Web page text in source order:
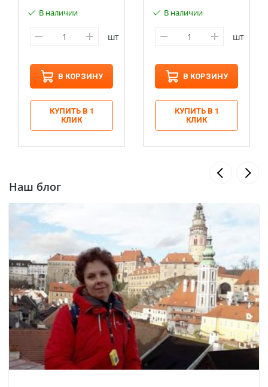
В наличии
шт
В КОРЗИНУ
КУПИТЬ В 1
КЛИК
В наличии
шт
В КОРЗИНУ
КУПИТЬ В 1
КЛИК
Наш блог